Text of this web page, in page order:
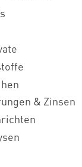
& Zinsen